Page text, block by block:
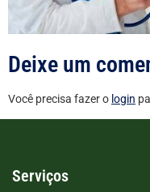
Deixe um
Você precisa fazer o login
Serviços